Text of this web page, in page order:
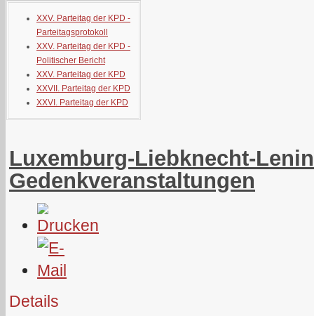
XXV. Parteitag der KPD -
Parteitagsprotokoll
XXV. Parteitag der KPD -
Politischer Bericht
XXV. Parteitag der KPD
XXVII. Parteitag der KPD
XXVI. Parteitag der KPD
Luxemburg-Liebknecht-
Gedenkveranstaltungen
Details